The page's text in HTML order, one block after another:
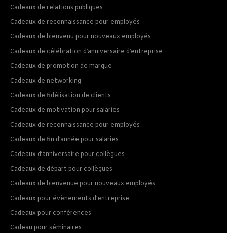
Cadeaux de relations publiques
Cadeaux de reconnaissance pour employés
Cadeaux de bienvenu pour nouveaux employés
Cadeaux de célébration d’anniversaire d’entreprise
Cadeaux de promotion de marque
Cadeaux de networking
Cadeaux de fidélisation de clients
Cadeaux de motivation pour salaries
Cadeaux de reconnaissance pour employés
Cadeaux de fin d’année pour salaries
Cadeaux d’anniversaire pour collègues
Cadeaux de départ pour collègues
Cadeaux de bienvenue pour nouveaux employés
Cadeaux pour évènements d’entreprise
Cadeaux pour conférences
Cadeau pour séminaires